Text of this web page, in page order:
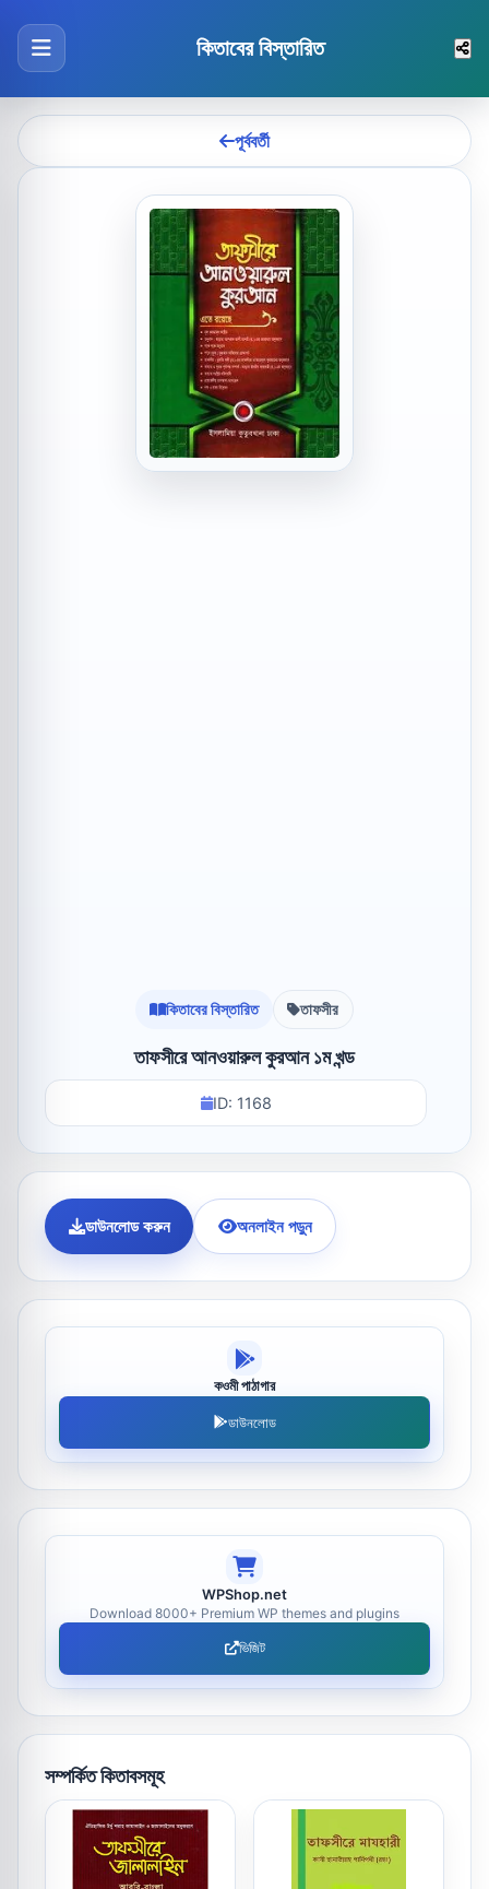
কিতাবের বিস্তারিত
পূর্ববর্তী
কিতাবের বিস্তারিত তাফসীর
তাফসীরে আনওয়ারুল কুরআন ১ম খন্ড
ID: 1168
ডাউনলোড করুন অনলাইন পড়ুন
কওমী পাঠাগার
ডাউনলোড
WPShop.net
Download 8000+ Premium WP themes and plugins
ভিজিট
সম্পর্কিত কিতাবসমূহ